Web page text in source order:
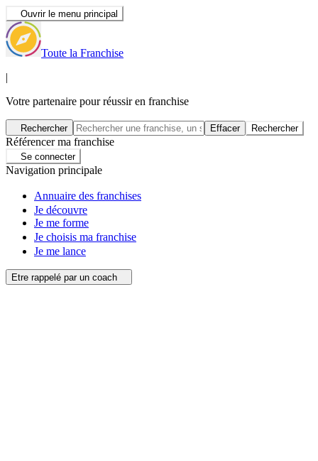
Ouvrir le menu principal
Toute la Franchise
|
Votre partenaire pour réussir en franchise
Rechercher Effacer Rechercher
Référencer ma franchise
Se connecter
Navigation principale
Annuaire des franchises
Je découvre
Je me forme
Je choisis ma franchise
Je me lance
Etre rappelé par un coach